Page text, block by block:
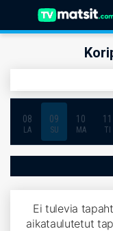
08
LA
09
SU
10
MA
11
TI
Ei tulevia
aikataulutetut